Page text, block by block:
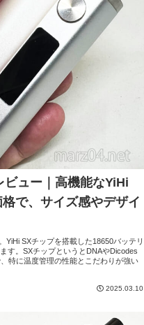
ュー｜高機能なYiHi
で、サイズ感やデザイ
YiHi SXチップを搭載した18650バッテリ
す。SXチップというとDNAやDicodes
特に温度管理の性能とこだわりが強い
2025.03.10